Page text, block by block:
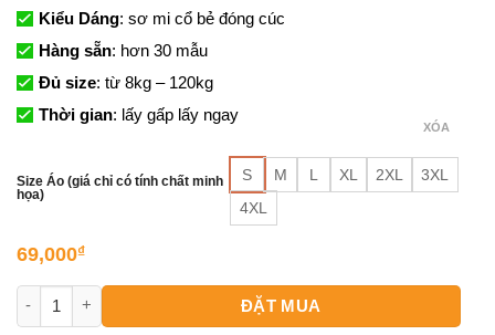
Kiểu Dáng: sơ mi cổ bẻ đóng cúc
Hàng sẵn: hơn 30 mẫu
Đủ size: từ 8kg – 120kg
Thời gian: lấy gấp lấy ngay
Size Áo (giá chỉ có tính chất minh
họa)
S M L XL 2XL
3XL
4XL
XÓA
69,000₫
Mẫu Áo Hawaii Đi Biển Đẹp số lượng
ĐẶT MUA